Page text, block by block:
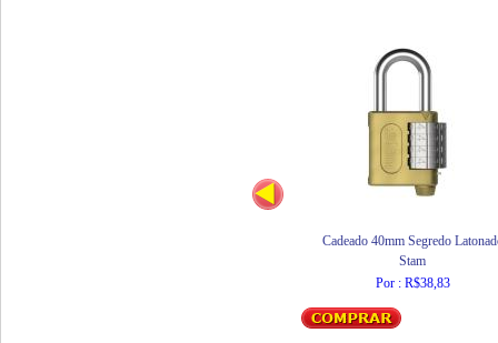
Cadeado 40mm Segredo
Stam
Por : R$38,83